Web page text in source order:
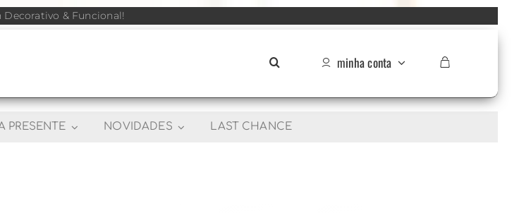
Decorativo & Funcional!
minha conta
PRESENTE NOVIDADES LAST CHANCE